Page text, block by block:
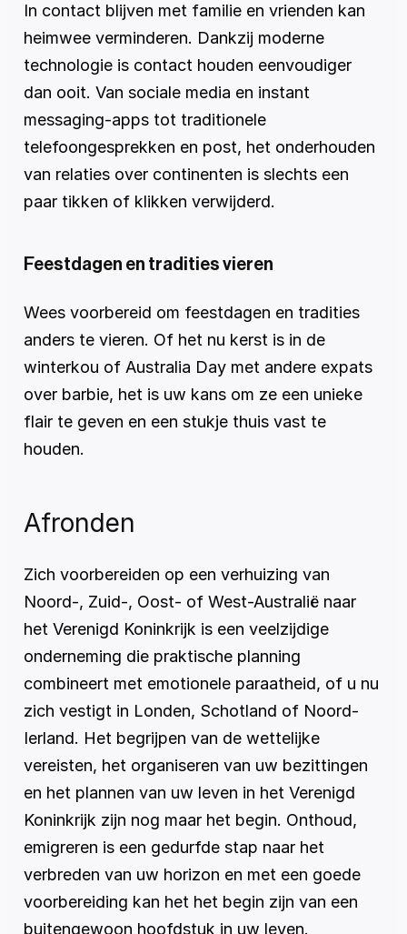
In contact blijven met familie en vrienden kan
heimwee verminderen. Dankzij moderne
technologie is contact houden eenvoudiger
dan ooit. Van sociale media en instant
messaging-apps tot traditionele
telefoongesprekken en post, het onderhouden
van relaties over continenten is slechts een
paar tikken of klikken verwijderd.
Feestdagen en tradities vieren
Wees voorbereid om feestdagen en tradities
anders te vieren. Of het nu kerst is in de
winterkou of Australia Day met andere expats
over barbie, het is uw kans om ze een unieke
flair te geven en een stukje thuis vast te
houden.
Afronden
Zich voorbereiden op een verhuizing van
Noord-, Zuid-, Oost- of West-Australië naar
het Verenigd Koninkrijk is een veelzijdige
onderneming die praktische planning
combineert met emotionele paraatheid, of u nu
zich vestigt in Londen, Schotland of Noord-
Ierland. Het begrijpen van de wettelijke
vereisten, het organiseren van uw bezittingen
en het plannen van uw leven in het Verenigd
Koninkrijk zijn nog maar het begin. Onthoud,
emigreren is een gedurfde stap naar het
verbreden van uw horizon en met een goede
voorbereiding kan het het begin zijn van een
buitengewoon hoofdstuk in uw leven.